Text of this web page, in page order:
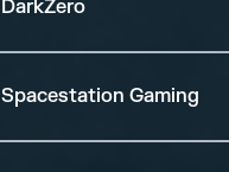
DarkZero
Spacestation Gaming